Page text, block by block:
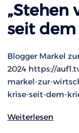
„Stehen
seit dem
Blogger Markel
2024 https://
markel-zur-
krise-seit-dem-
Weiterlesen